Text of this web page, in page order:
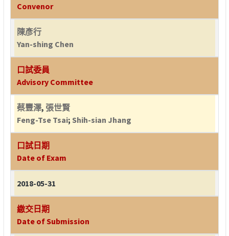
Convenor
陳彥行
Yan-shing Chen
口試委員
Advisory Committee
蔡豐澤, 張世賢
Feng-Tse Tsai; Shih-sian Jhang
口試日期
Date of Exam
2018-05-31
繳交日期
Date of Submission